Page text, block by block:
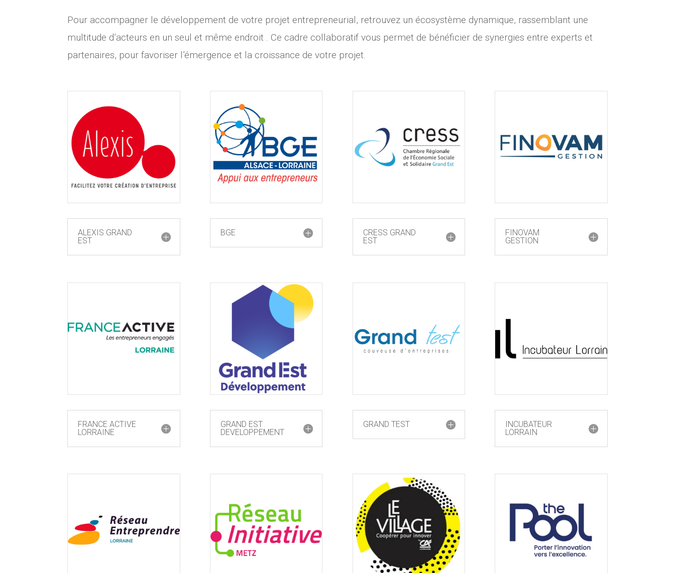
Pour accompagner le développement de votre projet entrepreneurial, retrouvez un écosystème dynamique, rassemblant une
multitude d’acteurs en un seul et même endroit . Ce cadre collaboratif vous permet de bénéficier de synergies entre experts et
partenaires, pour favoriser l’émergence et la croissance de votre projet.
ALEXIS GRAND
EST
BGE
CRESS GRAND
EST
FINOVAM
GESTION
FRANCE ACTIVE
LORRAINE
GRAND EST
DEVELOPPEMENT
GRAND TEST
INCUBATEUR
LORRAIN